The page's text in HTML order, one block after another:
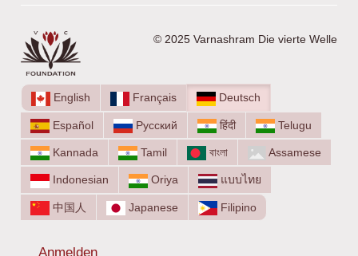
© 2025 Varnashram Die vierte Welle
English Français Deutsch
Español Русский हिंदी Telugu
Kannada Tamil বাংলা Assamese
Indonesian Oriya แบบไทย
中国人 Japanese Filipino
Anmelden